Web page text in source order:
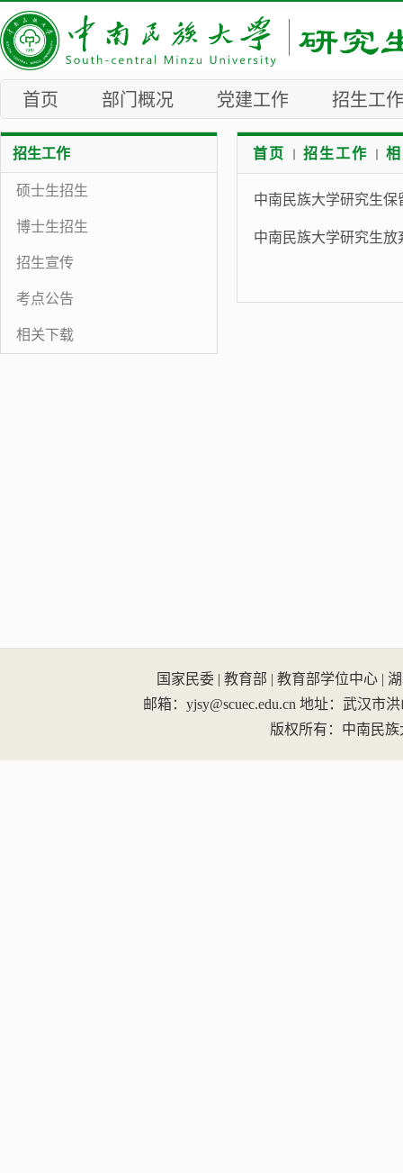
首页 部门概况 党建工作 招生工作
招生工作
硕士生招生
博士生招生
招生宣传
考点公告
相关下载
首页 招生工作
中南民族大学研究生
中南民族大学研究生
国家民委 | 教育部 | 教育部学位中心 |
邮箱：yjsy@scuec.edu.cn 地址：武汉市洪
版权所有：中南民